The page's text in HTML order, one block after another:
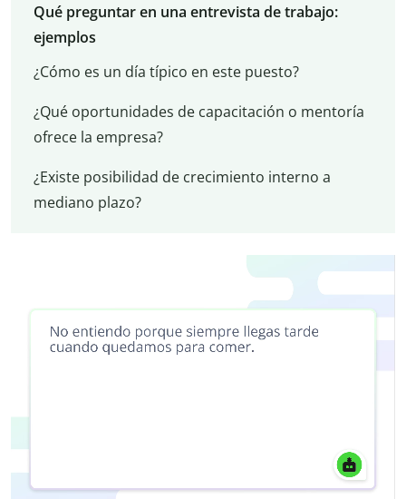
Qué preguntar en una entrevista de trabajo:
ejemplos
¿Cómo es un día típico en este puesto?
¿Qué oportunidades de capacitación o mentoría
ofrece la empresa?
¿Existe posibilidad de crecimiento interno a
mediano plazo?